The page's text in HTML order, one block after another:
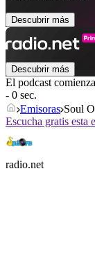
Descubrir más
Descubrir más
El podcast
- 0 sec.
Emisoras Soul
Escucha gratis esta
radio.net